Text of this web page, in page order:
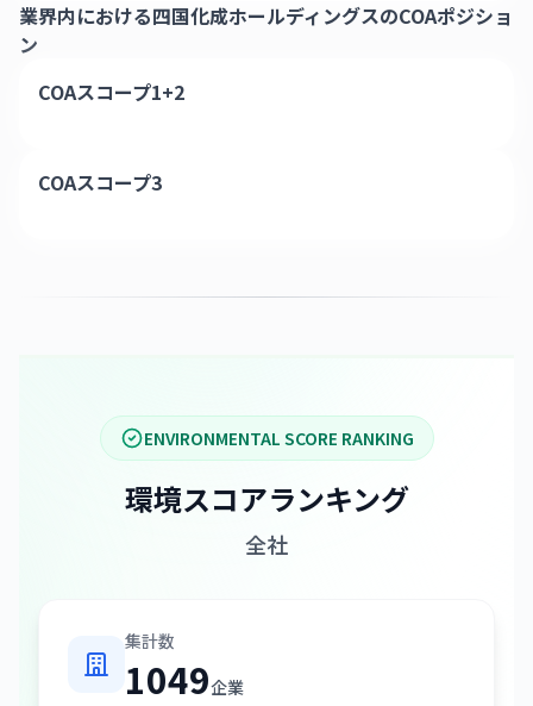
業界内における四国化成ホールディングスのCOAポジショ
ン
COAスコープ1+2
COAスコープ3
ENVIRONMENTAL SCORE RANKING
環境スコアランキング
全社
集計数
1049企業